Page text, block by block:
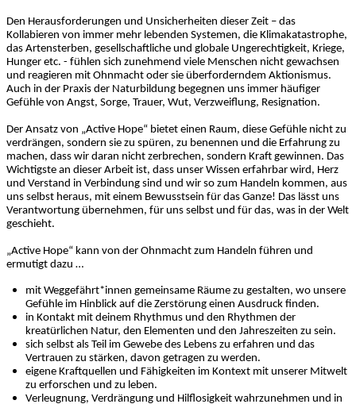
Den Herausforderungen und Unsicherheiten dieser Zeit – das
Kollabieren von immer mehr lebenden Systemen, die Klimakatastrophe,
das Artensterben, gesellschaftliche und globale Ungerechtigkeit, Kriege,
Hunger etc. - fühlen sich zunehmend viele Menschen nicht gewachsen
und reagieren mit Ohnmacht oder sie überforderndem Aktionismus.
Auch in der Praxis der Naturbildung begegnen uns immer häufiger
Gefühle von Angst, Sorge, Trauer, Wut, Verzweiflung, Resignation.
Der Ansatz von „Active Hope“ bietet einen Raum, diese Gefühle nicht zu
verdrängen, sondern sie zu spüren, zu benennen und die Erfahrung zu
machen, dass wir daran nicht zerbrechen, sondern Kraft gewinnen. Das
Wichtigste an dieser Arbeit ist, dass unser Wissen erfahrbar wird, Herz
und Verstand in Verbindung sind und wir so zum Handeln kommen, aus
uns selbst heraus, mit einem Bewusstsein für das Ganze! Das lässt uns
Verantwortung übernehmen, für uns selbst und für das, was in der Welt
geschieht.
„Active Hope“ kann von der Ohnmacht zum Handeln führen und
ermutigt dazu …
mit Weggefährt*innen gemeinsame Räume zu gestalten, wo unsere
Gefühle im Hinblick auf die Zerstörung einen Ausdruck finden.
in Kontakt mit deinem Rhythmus und den Rhythmen der
kreatürlichen Natur, den Elementen und den Jahreszeiten zu sein.
sich selbst als Teil im Gewebe des Lebens zu erfahren und das
Vertrauen zu stärken, davon getragen zu werden.
eigene Kraftquellen und Fähigkeiten im Kontext mit unserer Mitwelt
zu erforschen und zu leben.
Verleugnung, Verdrängung und Hilflosigkeit wahrzunehmen und in